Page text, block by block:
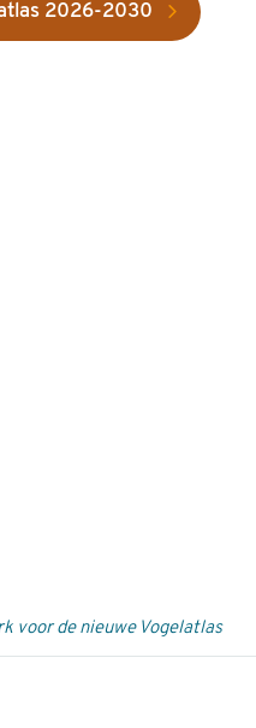
2026-2030
voor de nieuwe Vogelatlas